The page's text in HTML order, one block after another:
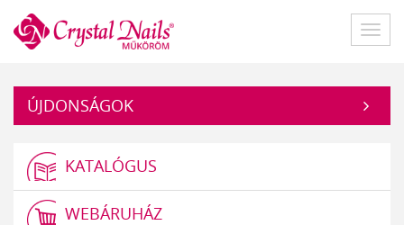
Műköröm
ÚJDONSÁGOK
KATALÓGUS
WEBÁRUHÁZ